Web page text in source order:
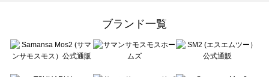
sō4ū（ソウフォーユー）のサロペット一覧
Te chichi（テチチ）のサロペット一覧
Te chichi CLASSIC（テチチ クラシック）のサロペット一覧
ブランド一覧